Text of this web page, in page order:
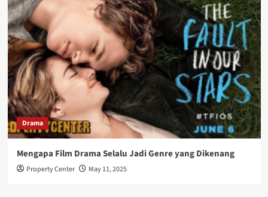
Drama
Mengapa Film Drama Selalu Jadi Genre yang Dikenang
Property Center May 11, 2025